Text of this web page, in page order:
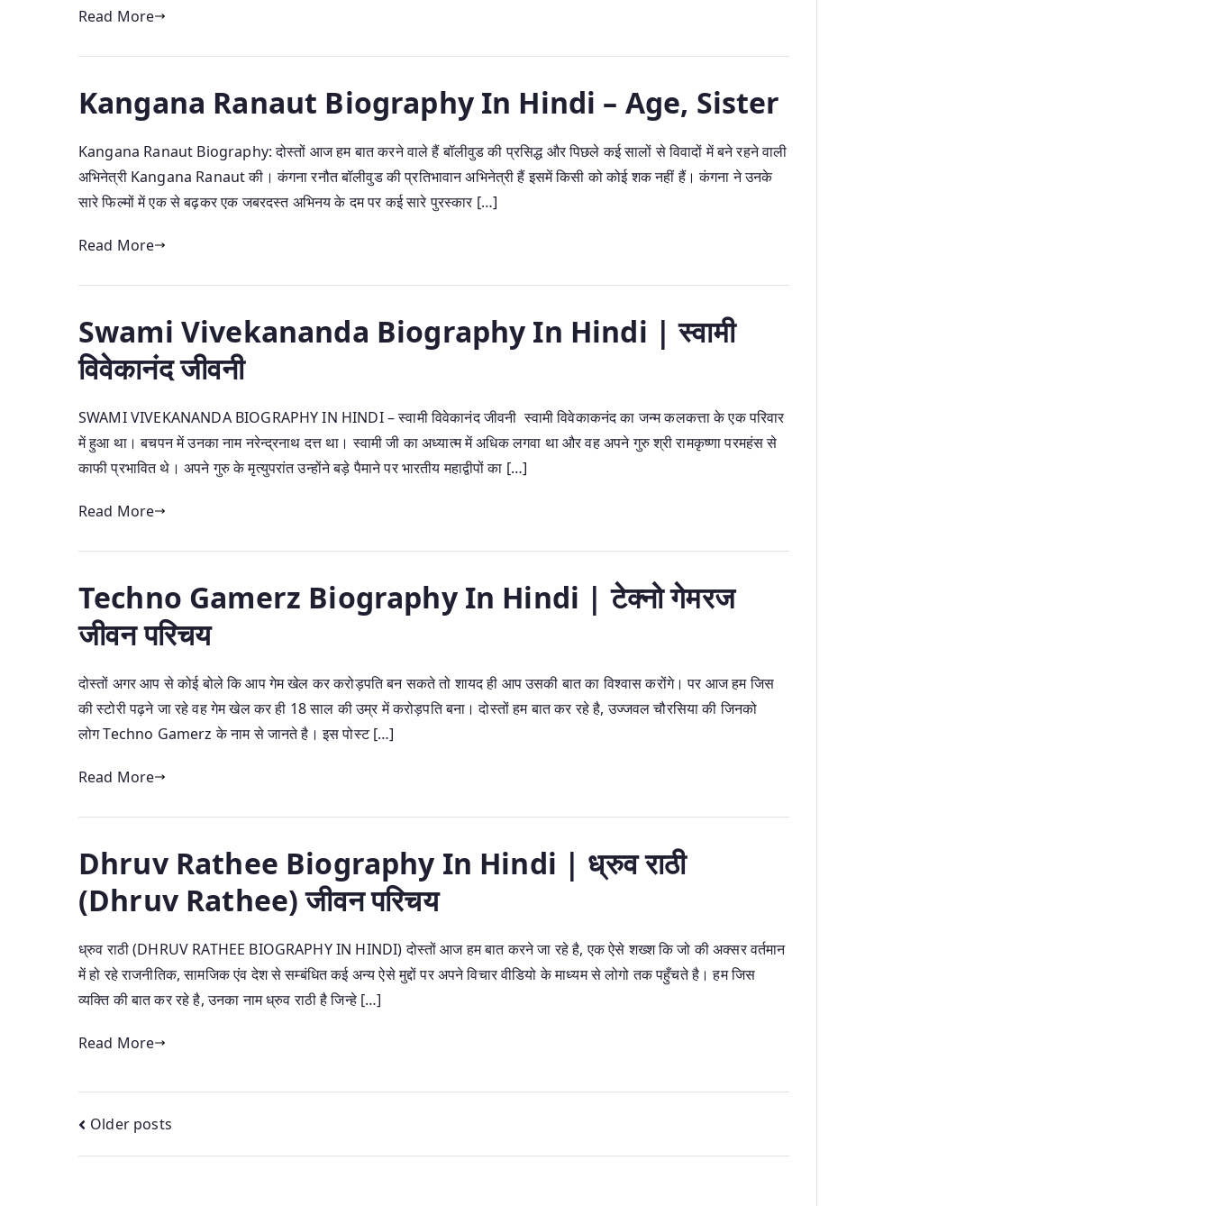
Read More
Kangana Ranaut Biography In Hindi – Age, Sister
Kangana Ranaut Biography: दोस्तों आज हम बात करने वाले हैं बॉलीवुड की प्रसिद्ध और पिछले कई सालों से विवादों में बने रहने वाली
अभिनेत्री Kangana Ranaut की। कंगना रनौत बॉलीवुड की प्रतिभावान अभिनेत्री हैं इसमें किसी को कोई शक नहीं हैं। कंगना ने उनके
सारे फिल्मों में एक से बढ़कर एक जबरदस्त अभिनय के दम पर कई सारे पुरस्कार […]
Read More
Swami Vivekananda Biography In Hindi | स्वामी
विवेकानंद जीवनी
SWAMI VIVEKANANDA BIOGRAPHY IN HINDI – स्वामी विवेकानंद जीवनी स्वामी विवेकाकनंद का जन्म कलकत्ता के एक परिवार
में हुआ था। बचपन में उनका नाम नरेन्द्रनाथ दत्त था। स्वामी जी का अध्यात्म में अधिक लगवा था और वह अपने गुरु श्री रामकृष्णा परमहंस से
काफी प्रभावित थे। अपने गुरु के मृत्युपरांत उन्होंने बड़े पैमाने पर भारतीय महाद्वीपों का […]
Read More
Techno Gamerz Biography In Hindi | टेक्नो गेमरज
जीवन परिचय
दोस्तों अगर आप से कोई बोले कि आप गेम खेल कर करोड़पति बन सकते तो शायद ही आप उसकी बात का विश्वास करोंगे। पर आज हम जिस
की स्टोरी पढ़ने जा रहे वह गेम खेल कर ही 18 साल की उम्र में करोड़पति बना। दोस्तों हम बात कर रहे है, उज्जवल चौरसिया की जिनको
लोग Techno Gamerz के नाम से जानते है। इस पोस्ट […]
Read More
Dhruv Rathee Biography In Hindi | ध्रुव राठी
(Dhruv Rathee) जीवन परिचय
ध्रुव राठी (DHRUV RATHEE BIOGRAPHY IN HINDI) दोस्तों आज हम बात करने जा रहे है, एक ऐसे शख्श कि जो की अक्सर वर्तमान
में हो रहे राजनीतिक, सामजिक एंव देश से सम्बंधित कई अन्य ऐसे मुद्दों पर अपने विचार वीडियो के माध्यम से लोगो तक पहुँचते है। हम जिस
व्यक्ति की बात कर रहे है, उनका नाम ध्रुव राठी है जिन्हे […]
Read More
Posts
navigation
Older posts